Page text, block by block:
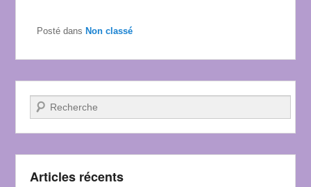
Posté dans Non classé
Recherche
Articles récents